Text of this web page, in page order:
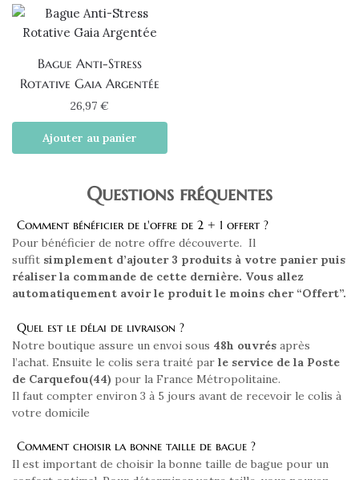
Bague Anti-Stress
Rotative Gaia Argentée
26,97 €
Ajouter au panier
Questions fréquentes
Comment bénéficier de l'offre de 2 + 1 offert ?
Pour bénéficier de notre offre découverte. Il
suffit simplement d’ajouter 3 produits à votre panier puis
réaliser la commande de cette dernière. Vous allez
automatiquement avoir le produit le moins cher “Offert”.
Quel est le délai de livraison ?
Notre boutique assure un envoi sous 48h ouvrés après
l’achat. Ensuite le colis sera traité par le service de la Poste
de Carquefou(44) pour la France Métropolitaine.
Il faut compter environ 3 à 5 jours avant de recevoir le colis à
votre domicile
Comment choisir la bonne taille de bague ?
Il est important de choisir la bonne taille de bague pour un